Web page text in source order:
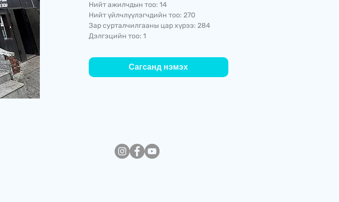
Нийт ажилчдын тоо: 14
Нийт үйлчлүүлэгчдийн тоо: 270
Зар сурталчилгааны цар хүрээ: 284
Дэлгэцийн тоо: 1
Сагсанд нэмэх